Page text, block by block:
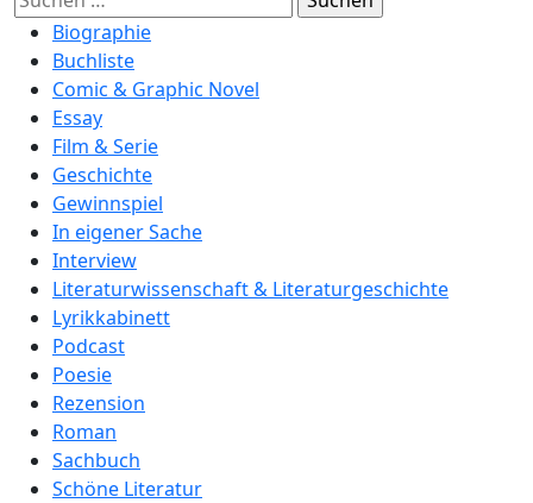
nach:Biographie
Buchliste
Comic & Graphic Novel
Essay
Film & Serie
Geschichte
Gewinnspiel
In eigener Sache
Interview
Literaturwissenschaft & Literaturgeschichte
Lyrikkabinett
Podcast
Poesie
Rezension
Roman
Sachbuch
Schöne Literatur